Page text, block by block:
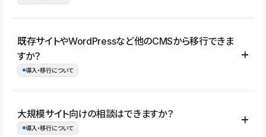
コーポレートサイト、サービスサイト、LP、採用サイト、ブロ
グ・メディア、イベントサイト、店舗・商品紹介サイト、ポートフ
ォリオなど幅広く制作できます。
既存サイトやWordPressなど他のCMSから移行できま
すか？
導入・移行について
はい。既存サイトの構成やコンテンツ、URLを整理したうえで、
Studio上に再構築する形で移行できます。 WordPressの場合は、
大規模サイト向けの相談はできますか？
導入・移行について